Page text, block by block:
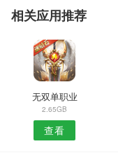
相关应用推荐
无双单职业
2.65GB
查看